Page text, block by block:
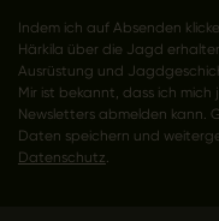
Indem ich auf Absenden
Härkila über die Jagd
Ausrüstung und
Mir ist bekannt, dass ich
Newsletters abmelden kann.
Daten speichern und
Datenschutz.